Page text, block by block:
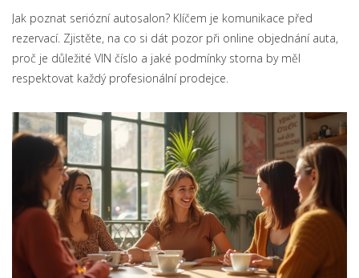
Jak poznat seriózní autosalon? Klíčem je komunikace před
rezervací. Zjistěte, na co si dát pozor při online objednání auta,
proč je důležité VIN číslo a jaké podmínky storna by měl
respektovat každý profesionální prodejce.